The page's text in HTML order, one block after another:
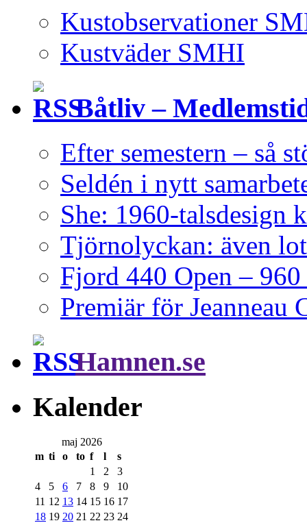
Kustobservationer
Kustväder SMHI
Båtliv –
Efter semestern – så
Seldén i nytt
She: 1960-talsdesign
Tjörnolyckan: även
Fjord 440 Open –
Premiär för Jeanneau
Hamnen.se
Kalender
maj 2026
m ti o to f l s
1 2
3
4
5 6 7 8 9
10
11 12 13 14 15 16 17
18 19 20 21 22 23 24